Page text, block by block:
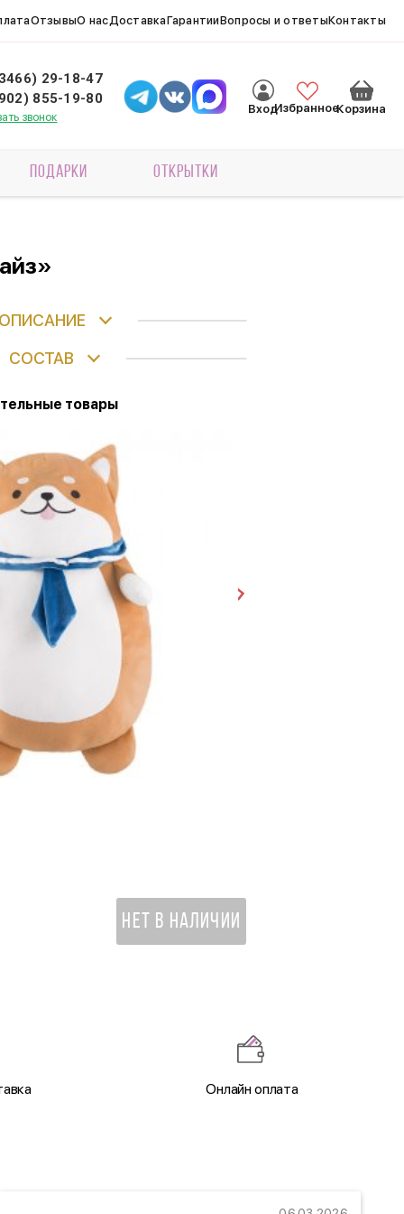
ОтзывыО насДоставкаГарантииВопросы и ответыКонтакты
29-18-47
855-19-80
звонок
ВходИзбранноеКорзина
ПОДАРКИ ОТКРЫТКИ
ОПИСАНИЕ
СОСТАВ
товары
НЕТ В НАЛИЧИИ
Онлайн оплата